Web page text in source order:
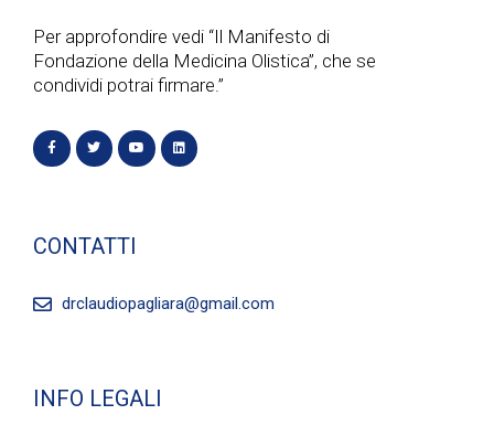
Per approfondire vedi “Il Manifesto di
Fondazione della Medicina Olistica”, che se
condividi potrai firmare.”
CONTATTI
drclaudiopagliara@gmail.com
INFO LEGALI